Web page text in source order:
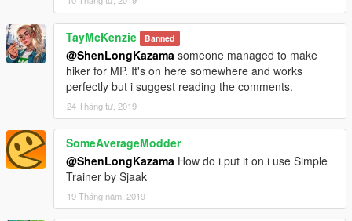
TayMcKenzie Banned
@ShenLongKazama someone managed to make
hiker for MP. It's on here somewhere and works
perfectly but i suggest reading the comments.
24 Tháng tư, 2019
SomeAverageModder
@ShenLongKazama How do i put it on i use Simple
Trainer by Sjaak
19 Tháng năm, 2019